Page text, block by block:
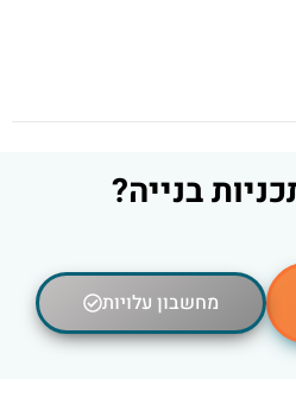
בנייה?
מחשבון עלויות